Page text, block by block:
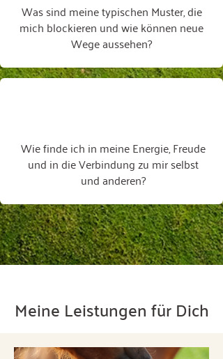
Was sind meine typischen Muster, die
mich blockieren und wie können neue
Wege aussehen?
Wie finde ich in meine Energie, Freude
und in die Verbindung zu mir selbst
und anderen?
Meine Leistungen für Dich